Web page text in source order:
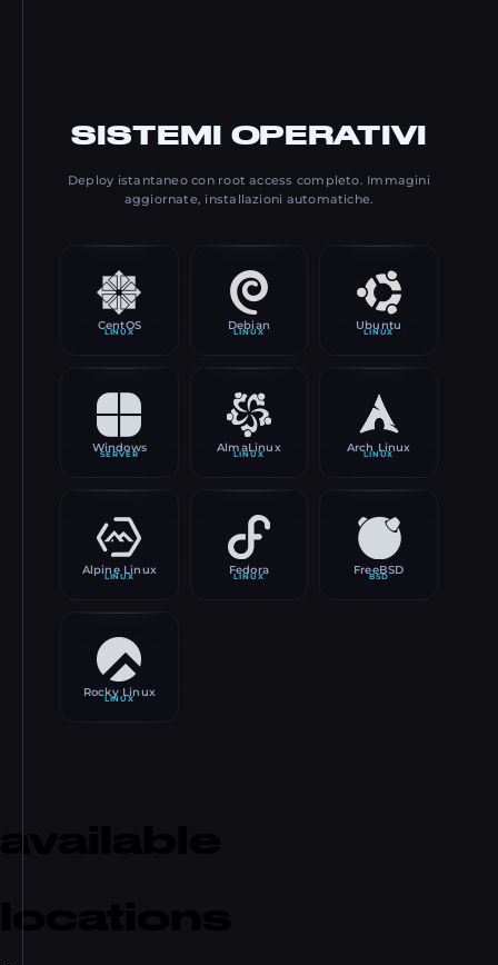
SISTEMI OPERATIVI
Deploy istantaneo con root access completo. Immagini
aggiornate, installazioni automatiche.
CentOS
LINUX
Debian
LINUX
Ubuntu
LINUX
Windows
SERVER
AlmaLinux
LINUX
Arch Linux
LINUX
Alpine Linux
LINUX
Fedora
LINUX
FreeBSD
BSD
Rocky Linux
LINUX